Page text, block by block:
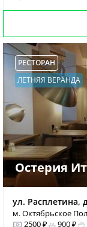
РЕСТОРАН
ЛЕТНЯЯ ВЕРАНДА
Остерия
ул. Расплетина,
м. Октябрьское
2500 ₽
900 ₽